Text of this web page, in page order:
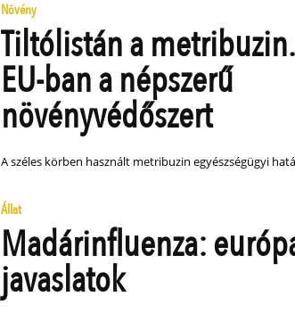
Növény
Tiltólistán a
EU-ban a népszerű
növényvédőszert
A széles körben használt metribuzin egyészségügyi
Állat
Madárinfluenza:
javaslatok